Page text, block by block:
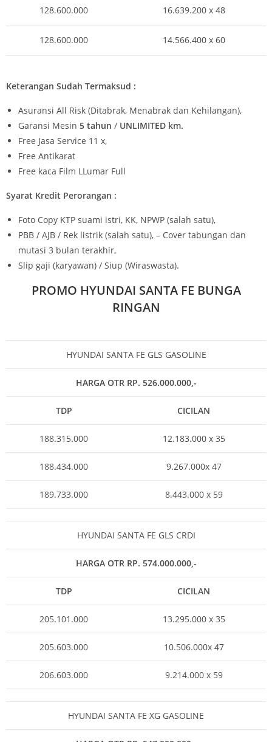
128.600.000 16.639.200 x 48
128.600.000 14.566.400 x 60
Keterangan Sudah Termaksud :
Asuransi All Risk (Ditabrak, Menabrak dan Kehilangan),
Garansi Mesin 5 tahun / UNLIMITED km.
Free Jasa Service 11 x,
Free Antikarat
Free kaca Film LLumar Full
Syarat Kredit Perorangan :
Foto Copy KTP suami istri, KK, NPWP (salah satu),
PBB / AJB / Rek listrik (salah satu), – Cover tabungan dan
mutasi 3 bulan terakhir,
Slip gaji (karyawan) / Siup (Wiraswasta).
PROMO HYUNDAI SANTA FE BUNGA
RINGAN
HYUNDAI SANTA FE GLS GASOLINE
HARGA OTR RP. 526.000.000,-
TDP CICILAN
188.315.000 12.183.000 x 35
188.434.000 9.267.000x 47
189.733.000 8.443.000 x 59
HYUNDAI SANTA FE GLS CRDI
HARGA OTR RP. 574.000.000,-
TDP CICILAN
205.101.000 13.295.000 x 35
205.603.000 10.506.000x 47
206.603.000 9.214.000 x 59
HYUNDAI SANTA FE XG GASOLINE